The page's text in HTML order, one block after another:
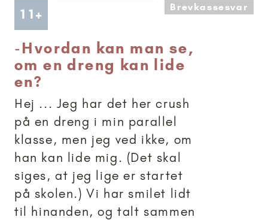
11+ Artikler anbefalet til 11+Brevkassesvar
-Hvordan kan man se,
om en dreng kan lide
en?
Hej ... Jeg har det her crush
på en dreng i min parallel
klasse, men jeg ved ikke, om
han kan lide mig. (Det skal
siges, at jeg lige er startet
på skolen.) Vi har smilet lidt
til hinanden, og talt sammen